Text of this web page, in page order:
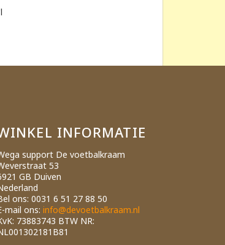
INFORMATIE
support De voetbalkraam
53
GB Duiven
ons: 0031 6 51 27 88 50
mail ons: info@devoetbalkraam.nl
73883743 BTW NR: